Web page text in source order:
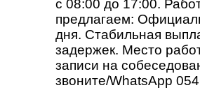
с 08:00 до 17:00.
предлагаем:
дня. Стабильная
задержек. Место
записи на
звоните/WhatsApp